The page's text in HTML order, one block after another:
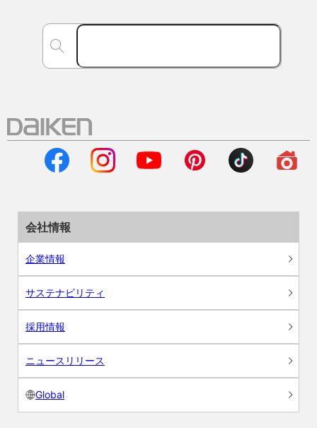
会社情報
企業情報
サステナビリティ
採用情報
ニュースリリース
Global